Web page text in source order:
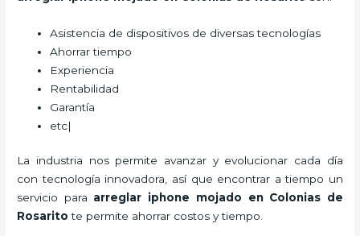
Asistencia de dispositivos de diversas tecnologías
Ahorrar tiempo
Experiencia
Rentabilidad
Garantía
etc|
La industria nos permite avanzar y evolucionar cada día
con tecnología innovadora, así que encontrar a tiempo un
servicio para arreglar iphone mojado en Colonias de
Rosarito te permite ahorrar costos y tiempo.